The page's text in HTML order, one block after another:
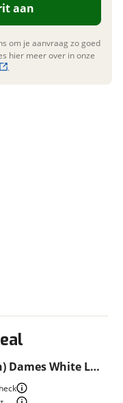
Dames White L
aan
om je aanvraag zo goed
hier meer over in onze
.